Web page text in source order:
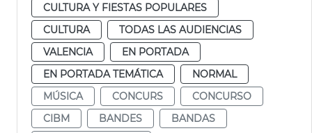
CULTURA Y FIESTAS POPULARES
CULTURA
TODAS LAS AUDIENCIAS
VALENCIA
EN PORTADA
EN PORTADA TEMÁTICA
NORMAL
MÚSICA
CONCURS
CONCURSO
CIBM
BANDES
BANDAS